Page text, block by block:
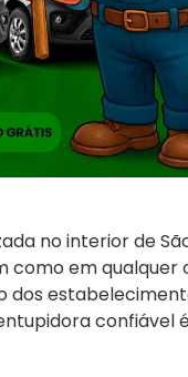
no interior de
como em
confiável